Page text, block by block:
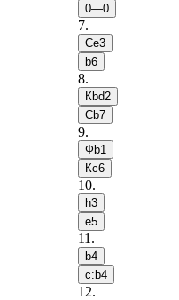
0—0
7.
Сe3
b6
8.
Кbd2
Сb7
9.
Фb1
Кc6
10.
h3
e5
11 .
b4
c:b4
12.